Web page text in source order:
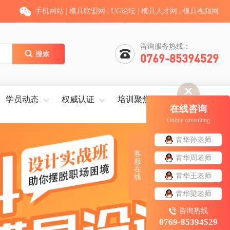
手机网站 模具联盟网 UG论坛 模具人才网 模具视频网
咨询服务热线：
0769-85394529
学员动态 权威认证 培训聚焦
在线咨询
Online consulting
青华孙老师
青华周老师
青华王老师
青华梁老师
咨询热线
0769-85394529
客
服
在
线